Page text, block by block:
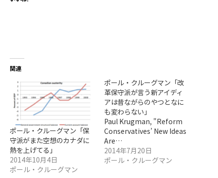
関連
ポール・クルーグマン「保
守派がまた空想のカナダに
熱を上げてる」
2014年10月4日
ポール・クルーグマン
ポール・クルーグマン「改
革保守派が言う新アイディ
アは昔ながらのやつとなに
も変わらない」
Paul Krugman, "Reform
Conservatives’ New Ideas
Are…
2014年7月20日
ポール・クルーグマン